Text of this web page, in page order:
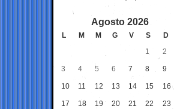
Agosto 2026
L M M G V S
D
1
2
3 4 5 6 7 8 9
10 11 12 13 14 15 16
17 18 19 20 21 22 23